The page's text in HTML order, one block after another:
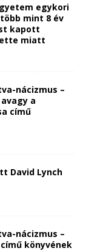
egykori
mint 8 év
kapott
miatt
nácizmus –
a
című
David Lynch
nácizmus –
könyvének